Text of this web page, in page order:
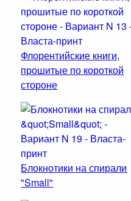
Флорентийские книги,
прошитые по короткой
стороне
Блокнотики на спирали
"Small"